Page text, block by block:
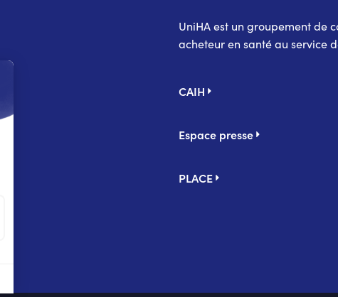
UniHA est un groupement de
acheteur en santé au service
de
CAIH
Espace presse
PLACE